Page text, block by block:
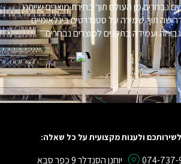
נבחרים מן העולם תוך בחירת מוצרים שייתנו
תוך שמירה על סטנדרטים בינלאומיים
ועמידה בתקנים למוצרים נבחרים.
ולענות מקצועית על כל שאלה:
יוחנן הסנדלר 9 כפר סבא